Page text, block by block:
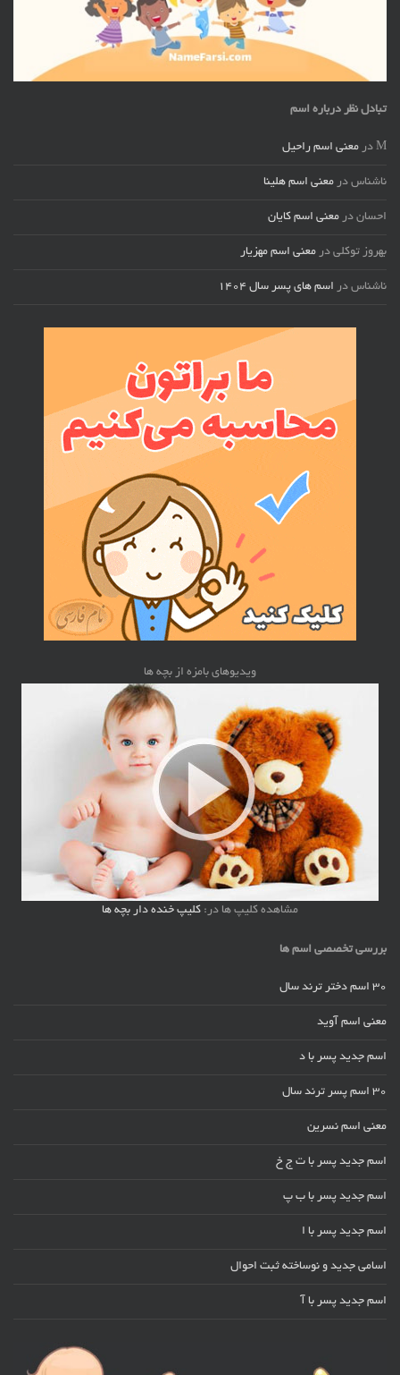
تبادل نظر درباره اسم
M در معنی اسم راحیل
ناشناس در معنی اسم هلینا
احسان در معنی اسم کایان
بهروز توکلی در معنی اسم مهزیار
ناشناس در اسم های پسر سال ۱۴۰۴
ویدیوهای بامزه از بچه ها
مشاهده کلیپ ها در: کلیپ خنده دار بچه ها
بررسی تخصصی اسم ها
30 اسم دختر ترند سال
معنی اسم آوید
اسم جدید پسر با د
30 اسم پسر ترند سال
معنی اسم نسرین
اسم جدید پسر با ت ج خ
اسم جدید پسر با ب پ
اسم جدید پسر با ا
اسامی جدید و نوساخته ثبت احوال
اسم جدید پسر با آ